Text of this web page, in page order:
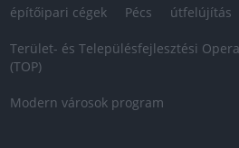
építőipari cégek Pécs útfelújítás
Terület- és Településfejlesztési
(TOP)
Modern városok program